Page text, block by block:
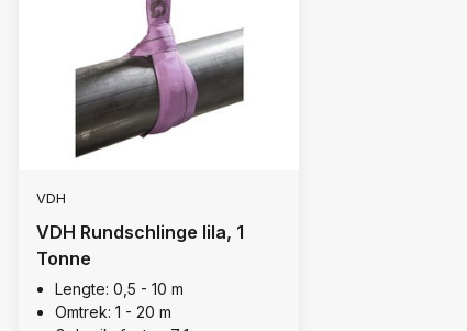
VDH
VDH Rundschlinge lila, 1
Tonne
Lengte: 0,5 - 10 m
Omtrek: 1 - 20 m